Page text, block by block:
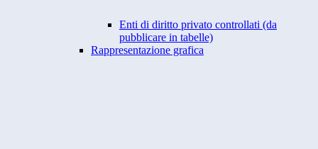
Enti di diritto privato controllati (da
pubblicare in tabelle)
Rappresentazione grafica